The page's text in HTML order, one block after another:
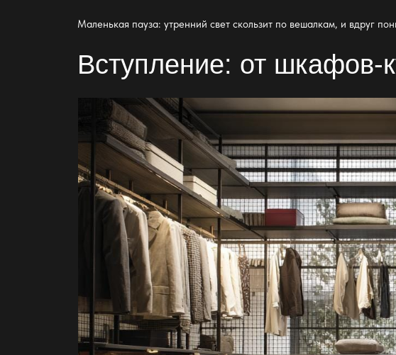
Маленькая пауза: утренний свет скользит по вешалкам, и вдруг
Вступление: от шкафов-